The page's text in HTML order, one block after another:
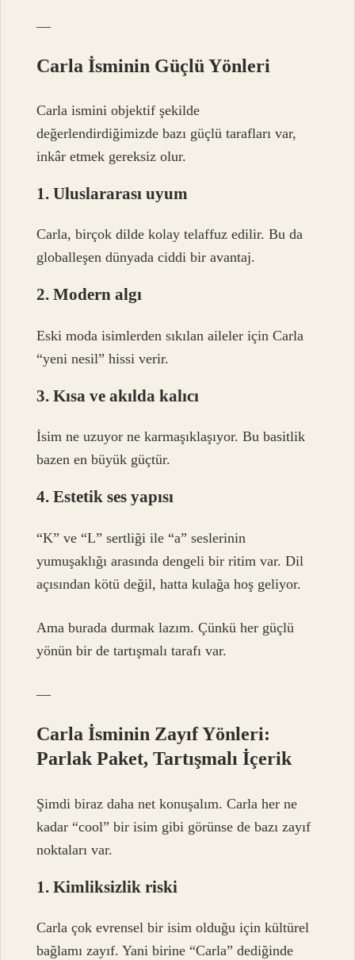
—
Carla İsminin Güçlü Yönleri
Carla ismini objektif şekilde
değerlendirdiğimizde bazı güçlü tarafları var,
inkâr etmek gereksiz olur.
1. Uluslararası uyum
Carla, birçok dilde kolay telaffuz edilir. Bu da
globalleşen dünyada ciddi bir avantaj.
2. Modern algı
Eski moda isimlerden sıkılan aileler için Carla
“yeni nesil” hissi verir.
3. Kısa ve akılda kalıcı
İsim ne uzuyor ne karmaşıklaşıyor. Bu basitlik
bazen en büyük güçtür.
4. Estetik ses yapısı
“K” ve “L” sertliği ile “a” seslerinin
yumuşaklığı arasında dengeli bir ritim var. Dil
açısından kötü değil, hatta kulağa hoş geliyor.
Ama burada durmak lazım. Çünkü her güçlü
yönün bir de tartışmalı tarafı var.
—
Carla İsminin Zayıf Yönleri:
Parlak Paket, Tartışmalı İçerik
Şimdi biraz daha net konuşalım. Carla her ne
kadar “cool” bir isim gibi görünse de bazı zayıf
noktaları var.
1. Kimliksizlik riski
Carla çok evrensel bir isim olduğu için kültürel
bağlamı zayıf. Yani birine “Carla” dediğinde